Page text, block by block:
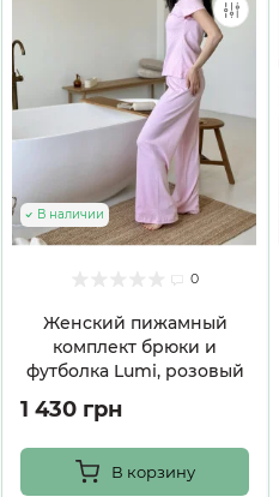
0
Женский пижамный
комплект брюки и
футболка Lumi, розовый
В наличии
1 430 грн
В корзину